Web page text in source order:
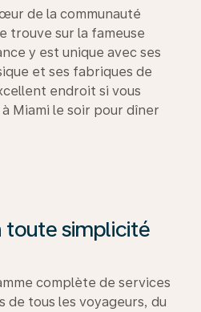
de la communauté
trouve sur la fameuse
y est unique avec ses
et ses fabriques de
endroit si vous
Miami le soir pour dîner
toute simplicité
complète de services
de tous les voyageurs, du